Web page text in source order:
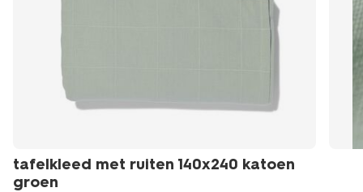
tafelkleed met ruiten 140x240 katoen
groen